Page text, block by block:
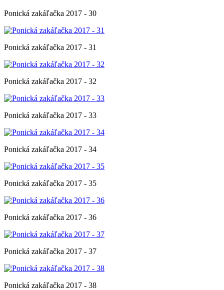
Ponická zakáľačka 2017 - 30
Ponická zakáľačka 2017 - 31
Ponická zakáľačka 2017 - 32
Ponická zakáľačka 2017 - 33
Ponická zakáľačka 2017 - 34
Ponická zakáľačka 2017 - 35
Ponická zakáľačka 2017 - 36
Ponická zakáľačka 2017 - 37
Ponická zakáľačka 2017 - 38